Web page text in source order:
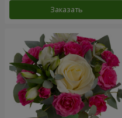
Заказать